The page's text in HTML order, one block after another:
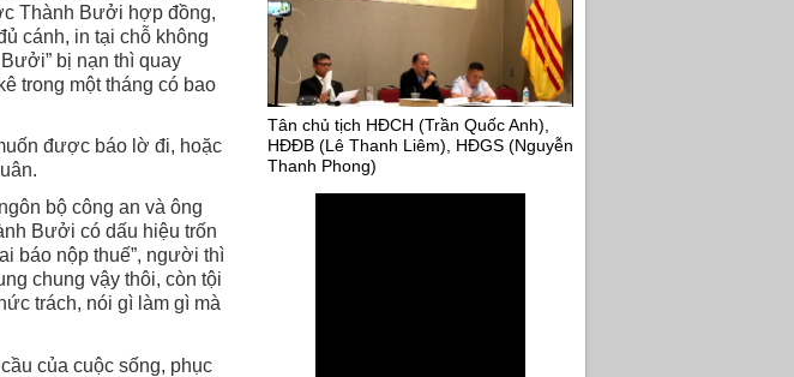
Thành Bưởi hợp đồng,
cánh, in tại chỗ không
bị nạn thì quay
trong một tháng có bao
được báo lờ đi, hoặc
bộ công an và ông
Bưởi có dấu hiệu trốn
báo nộp thuế”, người thì
chung vậy thôi, còn tội
trách, nói gì làm gì mà
của cuộc sống, phục
Tân chủ tịch HĐCH (Trần Quốc Anh),
HĐĐB (Lê Thanh Liêm), HĐGS (Nguyễn
Thanh Phong)